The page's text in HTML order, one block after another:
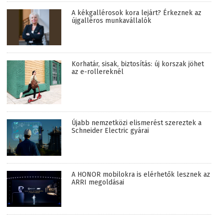
A kékgallérosok kora lejárt? Érkeznek az
újgalléros munkavállalók
Korhatár, sisak, biztosítás: új korszak jöhet
az e-rollereknél
Újabb nemzetközi elismerést szereztek a
Schneider Electric gyárai
A HONOR mobilokra is elérhetők lesznek az
ARRI megoldásai